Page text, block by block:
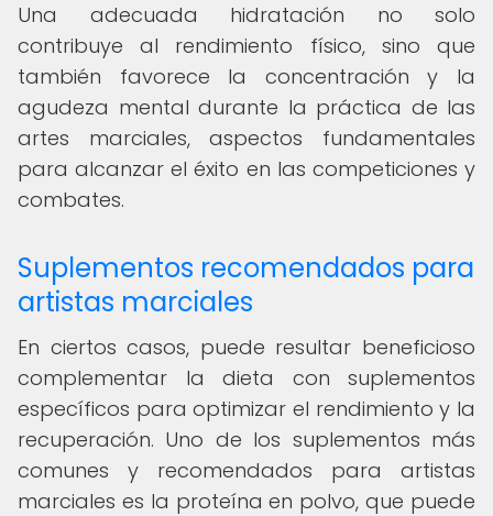
Una adecuada hidratación no solo
contribuye al rendimiento físico, sino que
también favorece la concentración y la
agudeza mental durante la práctica de las
artes marciales, aspectos fundamentales
para alcanzar el éxito en las competiciones y
combates.
Suplementos recomendados para
artistas marciales
En ciertos casos, puede resultar beneficioso
complementar la dieta con suplementos
específicos para optimizar el rendimiento y la
recuperación. Uno de los suplementos más
comunes y recomendados para artistas
marciales es la proteína en polvo, que puede